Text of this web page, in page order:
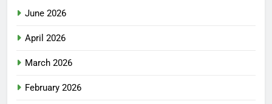
June 2026
April 2026
March 2026
February 2026